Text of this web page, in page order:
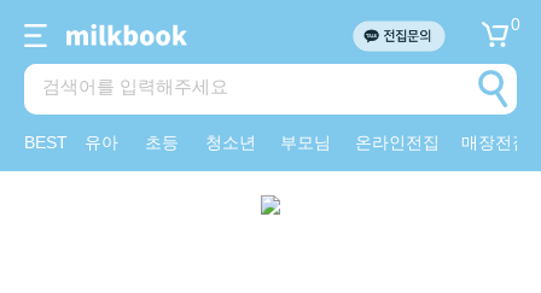
0
BEST 유아 초등 청소년 부모님 온라인전집 매장전집